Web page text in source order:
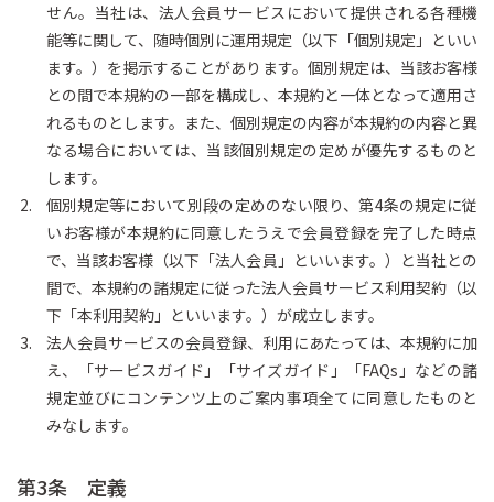
せん。当社は、法人会員サービスにおいて提供される各種機
能等に関して、随時個別に運用規定（以下「個別規定」といい
ます。）を掲示することがあります。個別規定は、当該お客様
との間で本規約の一部を構成し、本規約と一体となって適用さ
れるものとします。また、個別規定の内容が本規約の内容と異
なる場合においては、当該個別規定の定めが優先するものと
します。
個別規定等において別段の定めのない限り、第4条の規定に従
いお客様が本規約に同意したうえで会員登録を完了した時点
で、当該お客様（以下「法人会員」といいます。）と当社との
間で、本規約の諸規定に従った法人会員サービス利用契約（以
下「本利用契約」といいます。）が成立します。
法人会員サービスの会員登録、利用にあたっては、本規約に加
え、「サービスガイド」「サイズガイド」「FAQs」などの諸
規定並びにコンテンツ上のご案内事項全てに同意したものと
みなします。
第3条 定義